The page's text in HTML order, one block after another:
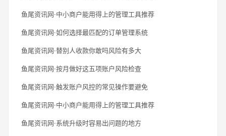
鱼尾资讯网·中小商户能用得上的管理工具推荐
鱼尾资讯网·如何选择最匹配的订单管理系统
鱼尾资讯网·替别人收款你敢吗风险有多大
鱼尾资讯网·按月做好这五项账户风险检查
鱼尾资讯网·触发账户风控的常见操作要避免
鱼尾资讯网·中小商户能用得上的管理工具推荐
鱼尾资讯网·系统升级时容易出问题的地方